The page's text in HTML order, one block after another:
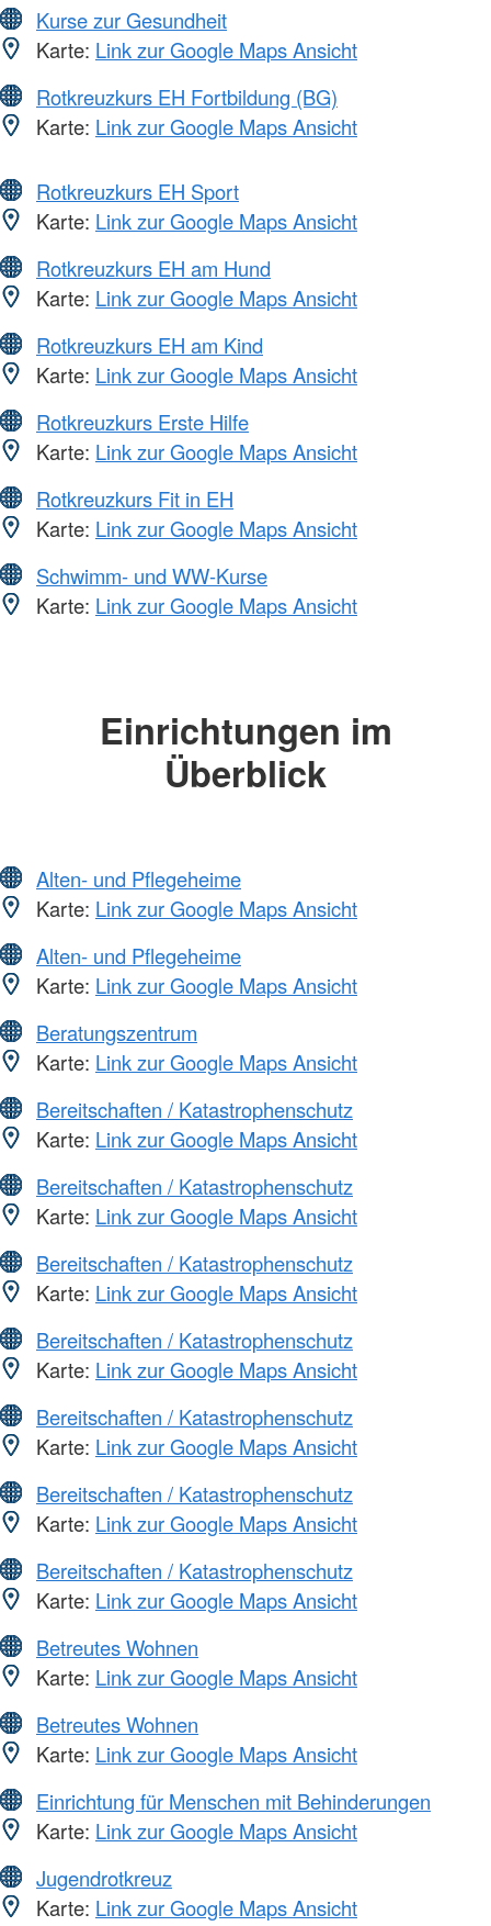
Kurse zur Gesundheit
Karte: Link zur Google Maps Ansicht
Rotkreuzkurs EH Fortbildung (BG)
Karte: Link zur Google Maps Ansicht
Rotkreuzkurs EH Sport
Karte: Link zur Google Maps Ansicht
Rotkreuzkurs EH am Hund
Karte: Link zur Google Maps Ansicht
Rotkreuzkurs EH am Kind
Karte: Link zur Google Maps Ansicht
Rotkreuzkurs Erste Hilfe
Karte: Link zur Google Maps Ansicht
Rotkreuzkurs Fit in EH
Karte: Link zur Google Maps Ansicht
Schwimm- und WW-Kurse
Karte: Link zur Google Maps Ansicht
Einrichtungen im
Überblick
Alten- und Pflegeheime
Karte: Link zur Google Maps Ansicht
Alten- und Pflegeheime
Karte: Link zur Google Maps Ansicht
Beratungszentrum
Karte: Link zur Google Maps Ansicht
Bereitschaften / Katastrophenschutz
Karte: Link zur Google Maps Ansicht
Bereitschaften / Katastrophenschutz
Karte: Link zur Google Maps Ansicht
Bereitschaften / Katastrophenschutz
Karte: Link zur Google Maps Ansicht
Bereitschaften / Katastrophenschutz
Karte: Link zur Google Maps Ansicht
Bereitschaften / Katastrophenschutz
Karte: Link zur Google Maps Ansicht
Bereitschaften / Katastrophenschutz
Karte: Link zur Google Maps Ansicht
Bereitschaften / Katastrophenschutz
Karte: Link zur Google Maps Ansicht
Betreutes Wohnen
Karte: Link zur Google Maps Ansicht
Betreutes Wohnen
Karte: Link zur Google Maps Ansicht
Einrichtung für Menschen mit Behinderungen
Karte: Link zur Google Maps Ansicht
Jugendrotkreuz
Karte: Link zur Google Maps Ansicht